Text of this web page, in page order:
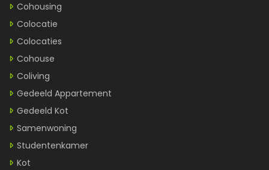
Cohousing
Colocatie
Colocaties
Cohouse
Coliving
Gedeeld Appartement
Gedeeld Kot
Samenwoning
Studentenkamer
Kot